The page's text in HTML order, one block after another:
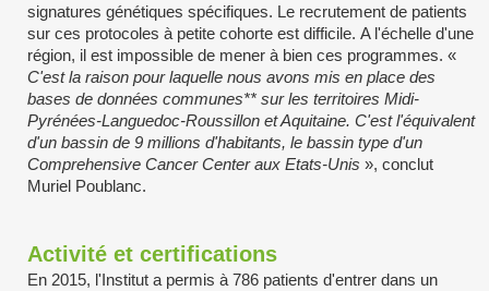
signatures génétiques spécifiques. Le recrutement de patients
sur ces protocoles à petite cohorte est difficile. A l'échelle d'une
région, il est impossible de mener à bien ces programmes. «
C'est la raison pour laquelle nous avons mis en place des
bases de données communes** sur les territoires Midi-
Pyrénées-Languedoc-Roussillon et Aquitaine. C'est l'équivalent
d'un bassin de 9 millions d'habitants, le bassin type d'un
Comprehensive Cancer Center aux Etats-Unis », conclut
Muriel Poublanc.
Activité et certifications
​En 2015, l'Institut a permis à 786 patients d'entrer dans un